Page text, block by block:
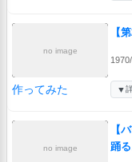
no image
【
作ってみた ▼
no image
【
踊